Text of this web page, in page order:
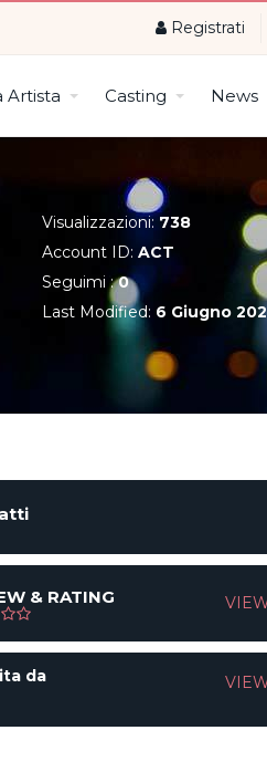
Registrati
Artista Casting News
Visualizzazioni:738
Account ID: ACT
Seguimi :0
Last Modified: 6 Giugno
& RATING
da